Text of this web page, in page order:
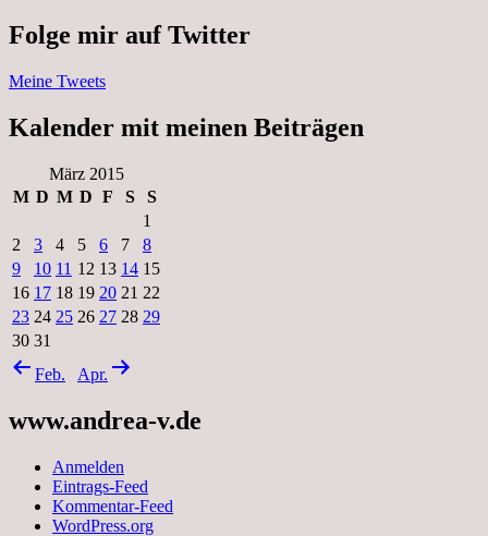
Folge mir auf Twitter
Meine Tweets
Kalender mit meinen Beiträgen
März 2015
M D M D F S
S
1
2
3 4 5 6 7
8
9
10 11 12 13 14 15
16 17 18 19 20 21 22
23 24 25 26 27 28 29
30 31
Feb.
Apr.
www.andrea-v.de
Anmelden
Eintrags-Feed
Kommentar-Feed
WordPress.org